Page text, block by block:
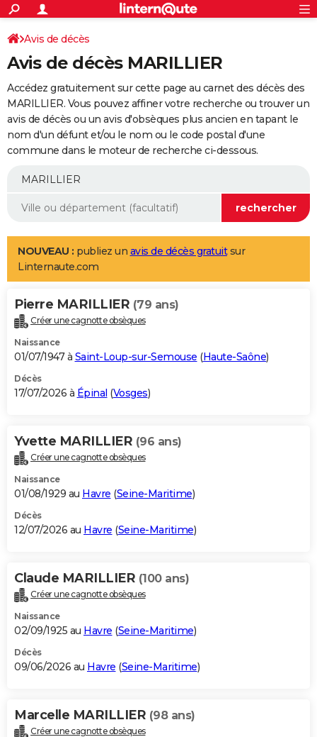
ACTUALITÉS
Politique
Société
Faits Divers
Education
Monde
Villes
+
SPORT
Coupe du monde 2026
Football
Tennis
Cyclisme
Rugby
Forum
Programme TV
TNT
Streaming
Cinéma
Sorties cinéma
Musique
+
FINANCE
Retraite
Epargne
Immobilier
Risques naturels par ville
Banque
Assurance
AUTO
Essais
Réserver un essai
Citadines
Berlines
SUV
Forum auto
+
Mobiles
Meilleur smartphone
Internet
Ordinateurs
Jeux vidéo
Guide high-tech
Aménagement intérieur
LIFESTYLE
Art de vivre
Bien-être
Loisirs
Mode
Modes de vie
Alimentation
Guide de la santé
Maladies
Médicaments
Sommeil
VOYAGE
Destinations
City break
Voyage nature
Voyage de noces
Forum
Climat
+PHOTO
GUIDES D'ACHAT
BONS PLANS
Carte de Noël
Carte Bonne année
Carte Saint-Valentin
Carte Pâques
Carte d'anniversaire
DICTIONNAIRE
Dictionnaire
Biographies
Citations
Expressions
Proverbes
PROGRAMME TV
S'inscrire
Se connecter
Lycées
Collèges
Primaires
Universités
Entreprises
Service militaire
Avis de recherche
AVIS DE DÉCÈS
Bricolage
Lifestyle
Culture
Sport
Auto
Television
Voyage
Cinema
Avis de décès
Avis de décès MARILLIER
Accédez gratuitement sur cette page au carnet des décès des
MARILLIER. Vous pouvez affiner votre recherche ou trouver un
avis de décès ou un avis d'obsèques plus ancien en tapant le
nom d'un défunt et/ou le nom ou le code postal d'une
commune dans le moteur de recherche ci-dessous.
NOUVEAU : publiez un avis de décès gratuitsur
Linternaute.com
Pierre MARILLIER (79 ans)
Créer une cagnotte obsèques
Naissance
01/07/1947 à Saint-Loup-sur-Semouse (Haute-Saône)
Décès
17/07/2026 à Épinal (Vosges)
Yvette MARILLIER (96 ans)
Créer une cagnotte obsèques
Naissance
01/08/1929 au Havre (Seine-Maritime)
Décès
12/07/2026 au Havre (Seine-Maritime)
Claude MARILLIER (100 ans)
Créer une cagnotte obsèques
Naissance
02/09/1925 au Havre (Seine-Maritime)
Décès
09/06/2026 au Havre (Seine-Maritime)
Marcelle MARILLIER (98 ans)
Créer une cagnotte obsèques